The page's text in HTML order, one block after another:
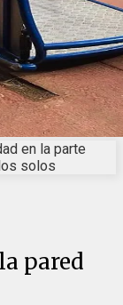
en la parte
solos
pared